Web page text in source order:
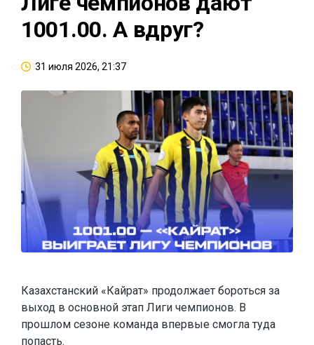
1001.00. А вдруг?
31 июля 2026, 21:37
Казахстанский «Кайрат» продолжает бороться за
выход в основной этап Лиги чемпионов. В
прошлом сезоне команда впервые смогла туда
попасть.